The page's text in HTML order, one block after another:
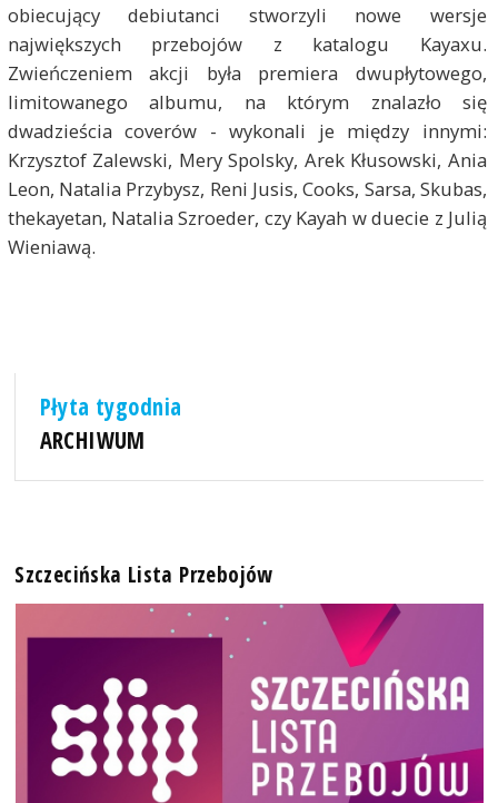
obiecujący debiutanci stworzyli nowe wersje
największych przebojów z katalogu Kayaxu.
Zwieńczeniem akcji była premiera dwupłytowego,
limitowanego albumu, na którym znalazło się
dwadzieścia coverów - wykonali je między innymi:
Krzysztof Zalewski, Mery Spolsky, Arek Kłusowski, Ania
Leon, Natalia Przybysz, Reni Jusis, Cooks, Sarsa, Skubas,
thekayetan, Natalia Szroeder, czy Kayah w duecie z Julią
Wieniawą.
Płyta tygodnia
ARCHIWUM
Szczecińska Lista Przebojów